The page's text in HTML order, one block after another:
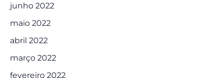
junho 2022
maio 2022
abril 2022
março 2022
fevereiro 2022